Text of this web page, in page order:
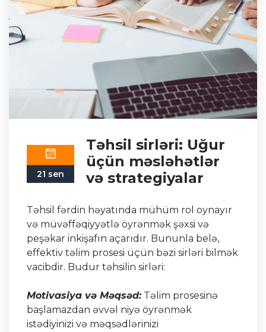
21 sen
Təhsil sirləri: Uğur
üçün məsləhətlər
və strategiyalar
Təhsil fərdin həyatında mühüm rol oynayır
və müvəffəqiyyətlə öyrənmək şəxsi və
peşəkar inkişafın açarıdır. Bununla belə,
effektiv təlim prosesi üçün bəzi sirləri bilmək
vacibdir. Budur təhsilin sirləri:
Motivasiya və Məqsəd:Təlim prosesinə
başlamazdan əvvəl niyə öyrənmək
istədiyinizi və məqsədlərinizi